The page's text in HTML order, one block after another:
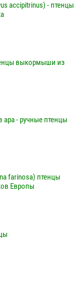
accipitrinus) - птенцы
выкормыши из
ара - ручные птенцы
farinosa) птенцы
Европы